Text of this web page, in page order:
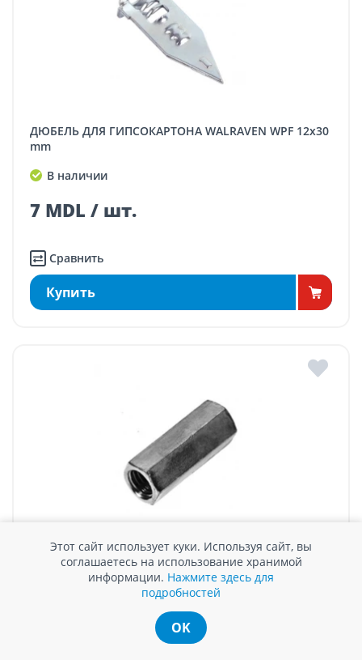
ДЮБЕЛЬ ДЛЯ ГИПСОКАРТОНА WALRAVEN WPF 12x30
mm
В наличии
7 MDL / шт.
Сравнить
Купить
МУФТА РЕЗЬБОВАЯ M10x30 mm
В наличии
Этот сайт использует куки. Используя сайт, вы
соглашаетесь на использование хранимой
информации. Нажмите здесь для
подробностей
OK